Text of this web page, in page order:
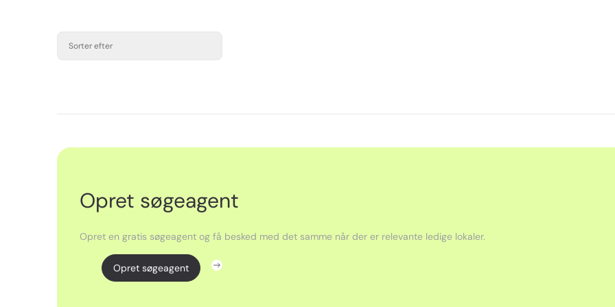
Sorter efter
Opret søgeagent
Opret en gratis søgeagent og få besked med det samme når der er relevante ledige lokaler.
Opret søgeagent